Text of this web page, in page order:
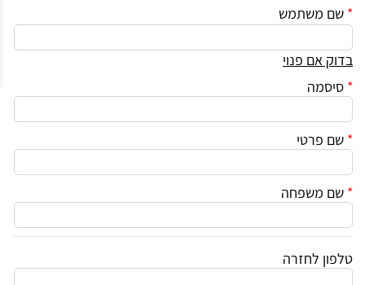
* שם משתמש
בדוק אם פנוי
* סיסמה
* שם פרטי
* שם משפחה
טלפון לחזרה